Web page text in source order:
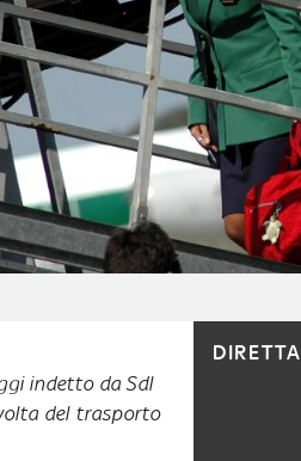
indetto da Sdl
del trasporto
DIRETTA